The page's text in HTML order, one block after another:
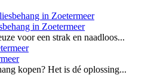
in Zoetermeer
voor een strak en naadloos...
kopen? Het is dé oplossing...